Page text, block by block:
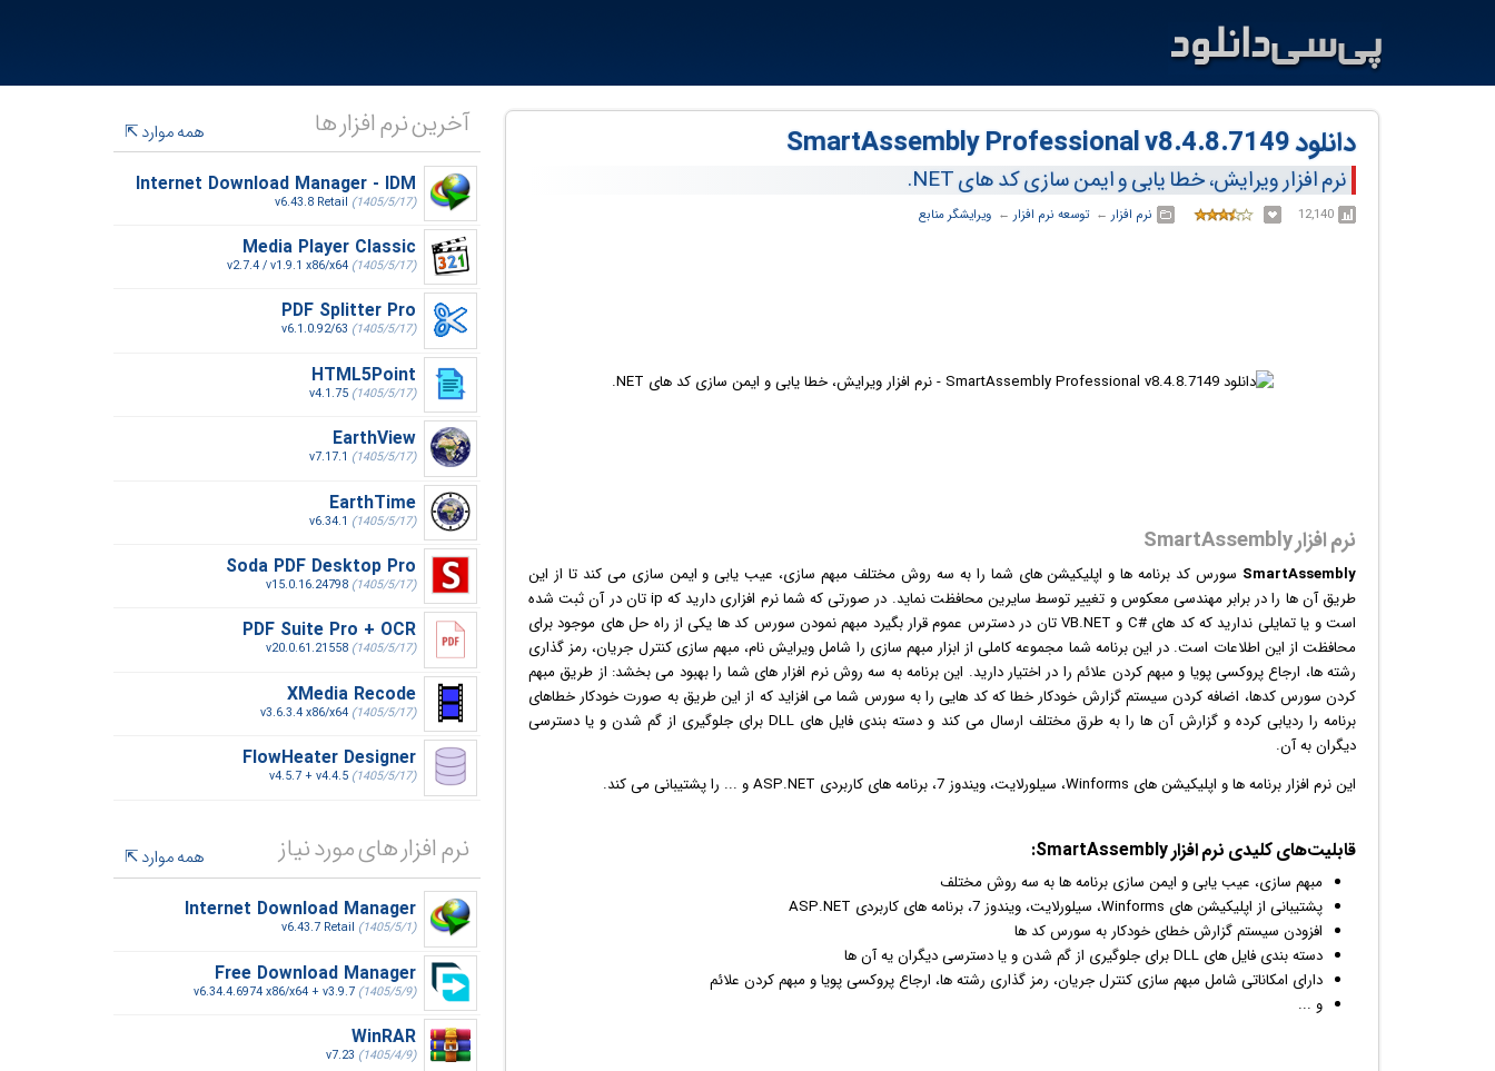
دانلود SmartAssembly Professional v8.4.8.7149
نرم افزار ویرایش، خطا یابی و ایمن سازی کد های NET.
12,140 نرم افزار ← ‏توسعه نرم افزار ← ‏ ویرایشگر منابع
نرم افزار SmartAssembly
SmartAssembly سورس کد برنامه ها و اپلیکیشن های شما را به سه روش مختلف مبهم سازی، عیب یابی و ایمن سازی می کند تا از این
طریق آن ها را در برابر مهندسی معکوس و تغییر توسط سایرین محافظت نماید. در صورتی که شما نرم افزاری دارید که ip تان در آن ثبت شده
است و یا تمایلی ندارید که کد های #C و VB.NET تان در دسترس عموم قرار بگیرد مبهم نمودن سورس کد ها یکی از راه حل های موجود برای
محافظت از این اطلاعات است. در این برنامه شما مجموعه کاملی از ابزار مبهم سازی را شامل ویرایش نام، مبهم سازی کنترل جریان، رمز گذاری
رشته ها، ارجاع پروکسی پویا و مبهم کردن علائم را در اختیار دارید. این برنامه به سه روشنرم افزار های شما را بهبود می بخشد: از طریق مبهم
کردن سورس کدها، اضافه کردن سیستم گزارش خودکار خطا که کد هایی را به سورس شما می افزاید که از این طریق به صورت خودکار خطاهای
برنامه را ردیابی کرده و گزارش آن ها را به طرق مختلف ارسال می کند و دسته بندی فایل های DLL برای جلوگیری از گم شدن و یا دسترسی
دیگران به آن.
ایننرم افزار برنامه ها و اپلیکیشن های Winforms، سیلورلایت، ویندوز
قابلیت‌های کلیدی نرم افزار SmartAssembly:
مبهم سازی، عیب یابی و ایمن سازی برنامه ها به سه روش مختلف
پشتیبانی از اپلیکیشن های Winforms، سیلورلایت، ویندوز 7، برنامه های کاربردی ASP.NET
افزودن سیستم گزارش خطای خودکار به سورس کد ها
دسته بندی فایل های DLL برای جلوگیری از گم شدن و یا دسترسی دیگران یه آن ها
دارای امکاناتی شامل مبهم سازی کنترل جریان، رمز گذاری رشته ها، ارجاع پروکسی پویا و مبهم کردن علائم
و ...
آخرین نرم افزار ها
همه موارد
Internet Download Manager - IDM
v6.43.8 Retail (1405/5/17)
Media Player Classic
v2.7.4 / v1.9.1 x86/x64 (1405/5/17)
PDF Splitter Pro
v6.1.0.92/63 (1405/5/17)
HTML5Point
v4.1.75 (1405/5/17)
EarthView
v7.17.1 (1405/5/17)
EarthTime
v6.34.1 (1405/5/17)
Soda PDF Desktop Pro
v15.0.16.24798 (1405/5/17)
PDF Suite Pro + OCR
v20.0.61.21558 (1405/5/17)
XMedia Recode
v3.6.3.4 x86/x64 (1405/5/17)
FlowHeater Designer
v4.5.7 + v4.4.5 (1405/5/17)
نرم افزار های مورد نیاز
همه موارد
Internet Download Manager
v6.43.7 Retail (1405/5/1)
Free Download Manager
v6.34.4.6974 x86/x64 + v3.9.7 (1405/5/9)
WinRAR
v7.23 (1405/4/9)